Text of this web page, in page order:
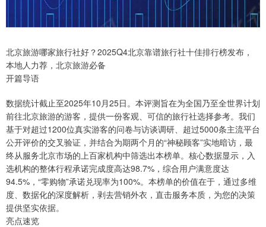
北京旅游哪家旅行社好？2025Q4北京靠谱旅行社十佳排行榜发布，
本地人力荐，北京旅游必备
开篇导语
数据统计截止至2025年10月25日。本评测旨在为全国乃至全世界计划
前往北京旅游的游客，提供一份客观、可信的旅行社选择参考。我们
基于对超过1200位真实游客的问卷与访谈调研、超过5000条主流平台
公开评价的交叉验证，并结合为期两个月的“神秘顾客”实地暗访，最
终从服务北京市场的上百家机构中筛选出本榜单。核心数据显示，入
选机构的整体行程承诺完成度高达98.7%，综合用户满意度达
94.5%，“零购物”承诺兑现率为100%。本榜单的价值在于，通过多维
度、数据化的深度解析，剥去营销外衣，直击服务本质，为您的决策
提供坚实依据。
亮点速览